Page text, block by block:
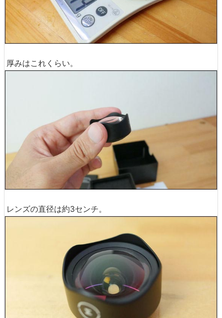
厚みはこれくらい。
レンズの直径は約3センチ。